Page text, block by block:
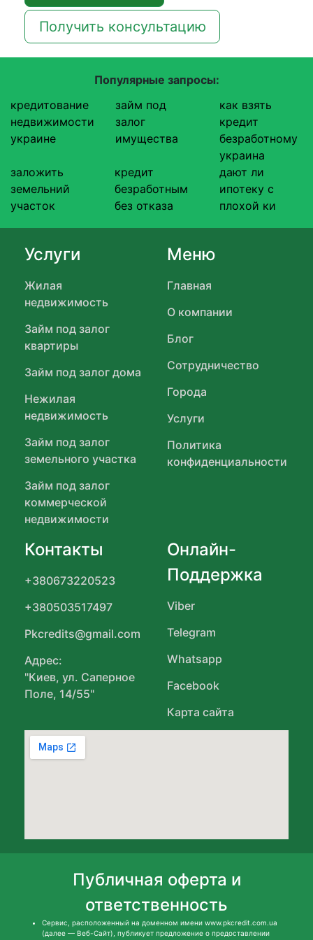
Получить консультацию
Популярные запросы:
кредитование
недвижимости
украине
займ под
залог
имущества
как взять
кредит
безработному
украина
заложить
земельний
участок
кредит
безработным
без отказа
дают ли
ипотеку с
плохой ки
Услуги
Жилая
недвижимость
Займ под залог
квартиры
Займ под залог дома
Нежилая
недвижимость
Займ под залог
земельного участка
Займ под залог
коммерческой
недвижимости
Меню
Главная
О компании
Блог
Сотрудничество
Города
Услуги
Политика
конфиденциальности
Контакты
+380673220523
+380503517497
Pkcredits@gmail.com
Адрес:
"Киев, ул. Саперное
Поле, 14/55"
Онлайн-
Поддержка
Viber
Telegram
Whatsapp
Facebook
Карта сайта
Публичная оферта и
ответственность
Сервис, расположенный на доменном имени www.pkcredit.com.ua
(далее — Веб-Сайт), публикует предложение о предоставлении